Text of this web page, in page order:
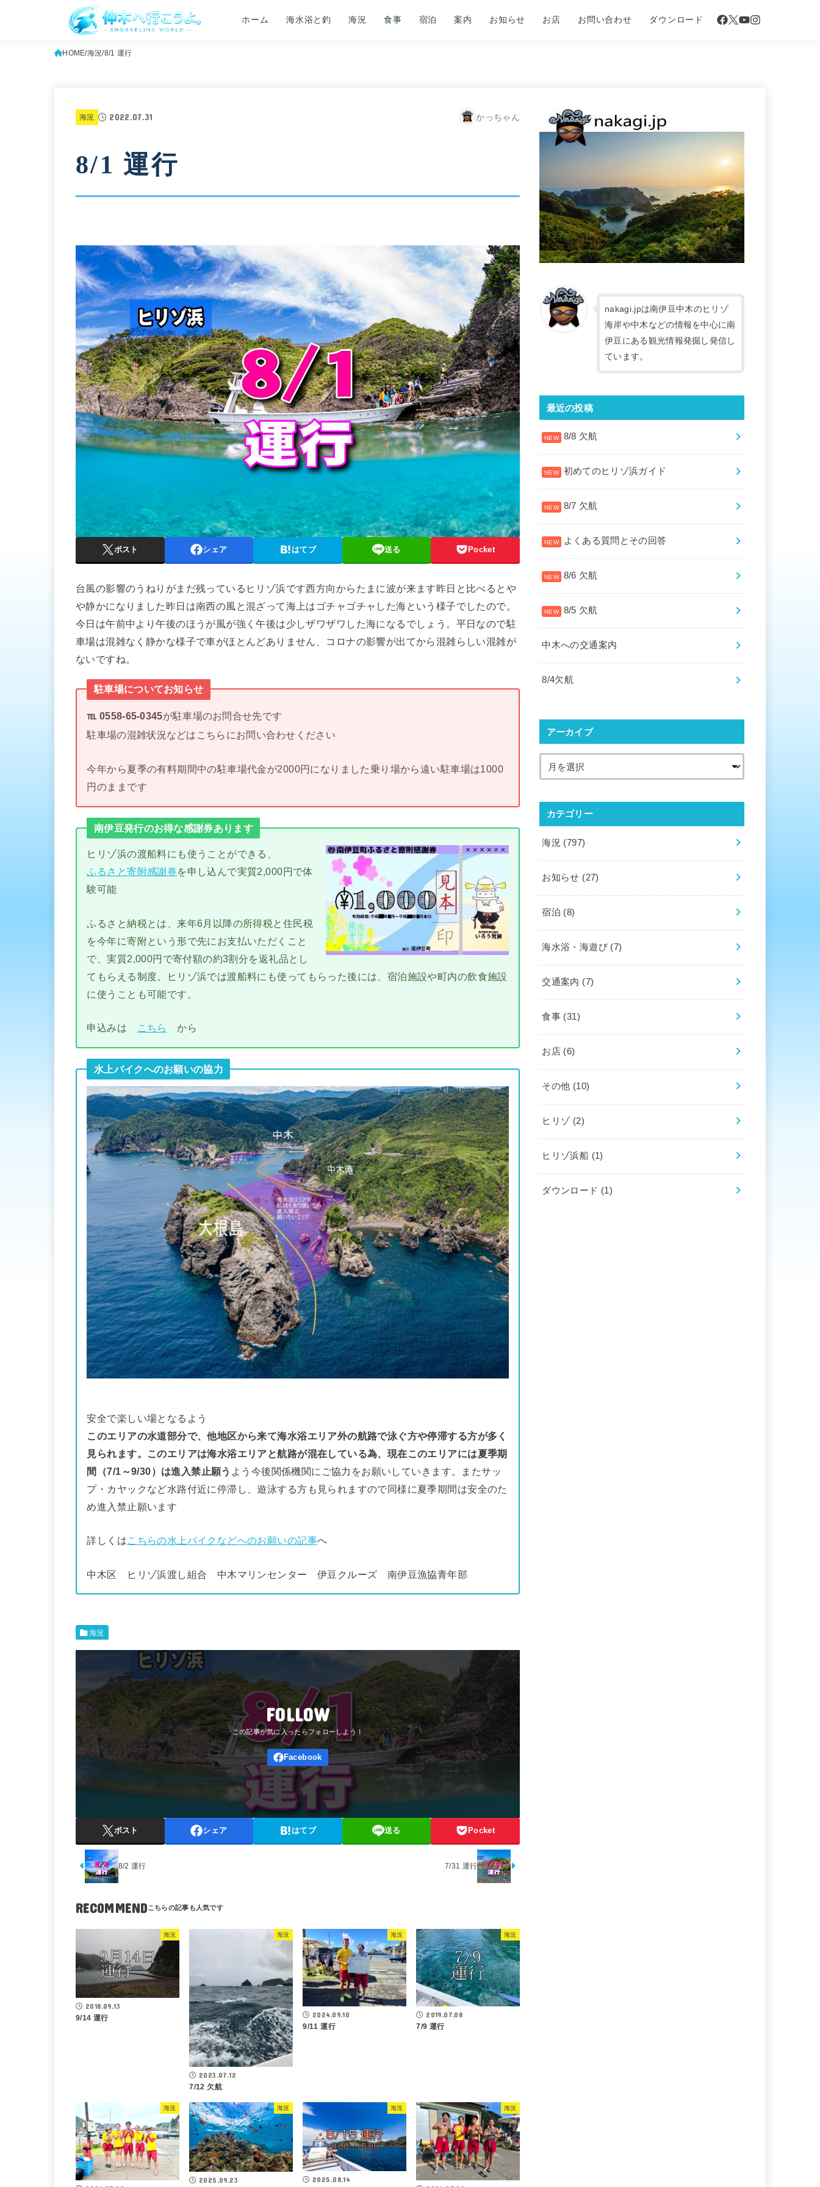
ホーム 海水浴と釣 海況 食事 宿泊 案内 お知らせ お店 お問い合わせ ダウンロード
HOME 海況 8/1 運行
海況 2022.07.31 かっちゃん
8/1 運行
ポスト シェア はてブ 送る Pocket
台風の影響のうねりがまだ残っているヒリゾ浜です西方向からたまに波が来ます昨日と比べるとや
や静かになりました昨日は南西の風と混ざって海上はゴチャゴチャした海という様子でしたので。
今日は午前中より午後のほうが風が強く午後は少しザワザワした海になるでしょう。平日なので駐
車場は混雑なく静かな様子で車がほとんどありません、コロナの影響が出てから混雑らしい混雑が
ないですね。
駐車場についてお知らせ
℡ 0558-65-0345が駐車場のお問合せ先です
駐車場の混雑状況などはこちらにお問い合わせください
今年から夏季の有料期間中の駐車場代金が2000円になりました乗り場から遠い駐車場は1000
円のままです
南伊豆発行のお得な感謝券あります
ヒリゾ浜の渡船料にも使うことができる、
ふるさと寄附感謝券を申し込んで実質2,000円で体
験可能
ふるさと納税とは、来年6月以降の所得税と住民税
を今年に寄附という形で先にお支払いただくこと
で、実質2,000円で寄付額の約3割分を返礼品とし
てもらえる制度。ヒリゾ浜では渡船料にも使ってもらった後には、宿泊施設や町内の飲食施設
に使うことも可能です。
申込みは こちら から
水上バイクへのお願いの協力
安全で楽しい場となるよう
このエリアの水道部分で、他地区から来て海水浴エリア外の航路で泳ぐ方や停滞する方が多く
見られます。このエリアは海水浴エリアと航路が混在している為、現在このエリアには夏季期
間（7/1～9/30）は進入禁止願う よう今後関係機関にご協力をお願いしていきます。またサッ
プ・カヤックなど水路付近に停滞し、遊泳する方も見られますので同様に夏季期間は安全のた
め進入禁止願います
詳しくはこちらの水上バイクなどへのお願いの記事へ
中木区 ヒリゾ浜渡し組合 中木マリンセンター 伊豆クルーズ 南伊豆漁協青年部
海況
FOLLOW
ポスト シェア はてブ 送る Pocket
8/2 運行 7/31 運行
RECOMMEND
海況
2018.09.13
9/14 運行
海況
2023.07.12
7/12 欠航
海況
2024.09.10
9/11 運行
海況
2019.07.08
7/9 運行
海況 海況
2025.09.23
海況
2025.08.14
海況
nakagi.jpは南伊豆中木のヒリゾ
海岸や中木などの情報を中心に南
伊豆にある観光情報発掘し発信し
ています。
最近の投稿
8/8 欠航
初めてのヒリゾ浜ガイド
8/7 欠航
よくある質問とその回答
8/6 欠航
8/5 欠航
中木への交通案内
8/4欠航
アーカイブ
カテゴリー
海況 (797)
お知らせ (27)
宿泊 (8)
海水浴・海遊び (7)
交通案内 (7)
食事 (31)
お店 (6)
その他 (10)
ヒリゾ (2)
ヒリゾ浜船 (1)
ダウンロード (1)